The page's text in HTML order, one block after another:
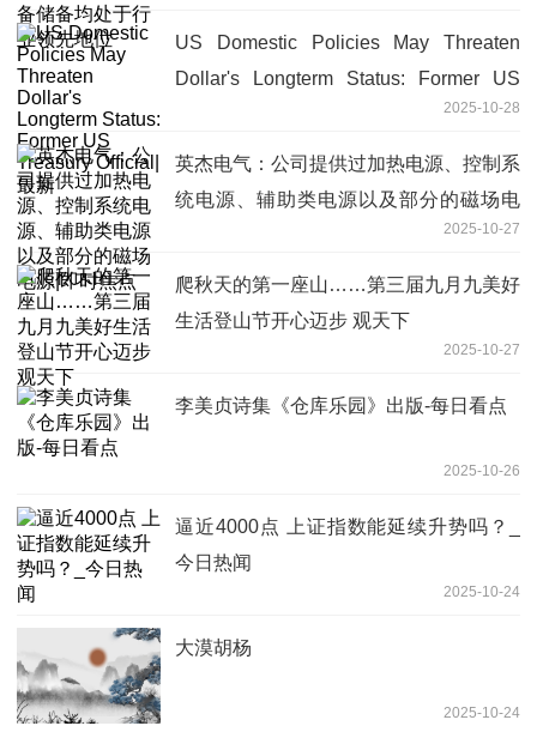
US Domestic Policies May Threaten
Dollar's Longterm Status: Former US
2025-10-28
英杰电气：公司提供过加热电源、控制系
统电源、辅助类电源以及部分的磁场电
2025-10-27
爬秋天的第一座山……第三届九月九美好
生活登山节开心迈步 观天下
2025-10-27
李美贞诗集《仓库乐园》出版-每日看点
2025-10-26
逼近4000点 上证指数能延续升势吗？_
今日热闻
2025-10-24
大漠胡杨
2025-10-24